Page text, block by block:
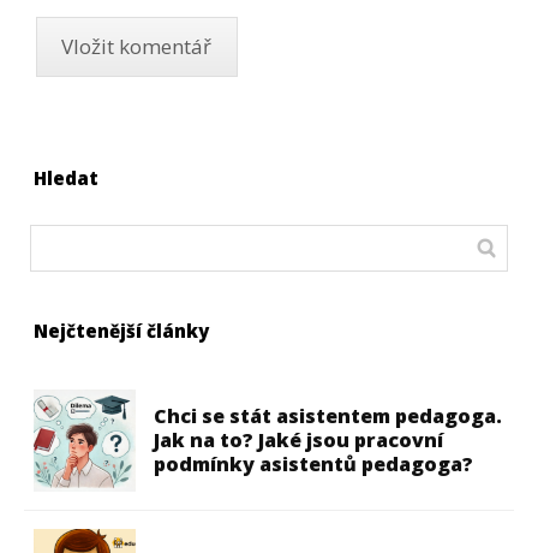
Hledat
Nejčtenější články
Chci se stát asistentem pedagoga.
Jak na to? Jaké jsou pracovní
podmínky asistentů pedagoga?